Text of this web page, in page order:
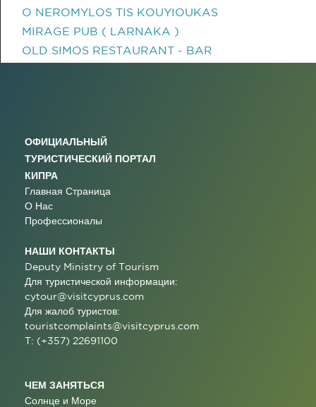
O NEROMYLOS TIS KOUYIOUKAS
MIRAGE PUB ( LARNAKA )
OLD SIMOS RESTAURANT - BAR
ОФИЦИАЛЬНЫЙ
ТУРИСТИЧЕСКИЙ ПОРТАЛ
КИПРА
Главная Страница
О Нас
Профессионалы
НАШИ КОНТАКТЫ
Deputy Ministry of Tourism
Для туристической информации:
cytour@visitcyprus.com
Для жалоб туристов:
touristcomplaints@visitcyprus.com
T: (+357) 22691100
ЧЕМ ЗАНЯТЬСЯ
Солнце и Море